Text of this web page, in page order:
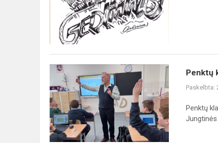
darbų
paroda
„Kunigaikščio
Gedimino
eksl...
Penktų
klasių
mokiniai
mokėsi
išmaniai
ieškoti
internete
Penktų
Paskelbta:
Penktų
Jungtinės